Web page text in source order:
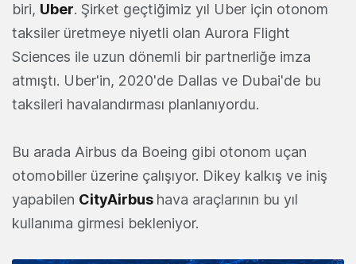
biri, Uber. Şirket geçtiğimiz yıl Uber için otonom
taksiler üretmeye niyetli olan Aurora Flight
Sciences ile uzun dönemli bir partnerliğe imza
atmıştı. Uber'in, 2020'de Dallas ve Dubai'de bu
taksileri havalandırması planlanıyordu.
Bu arada Airbus da Boeing gibi otonom uçan
otomobiller üzerine çalışıyor. Dikey kalkış ve iniş
yapabilen CityAirbus hava araçlarının bu yıl
kullanıma girmesi bekleniyor.